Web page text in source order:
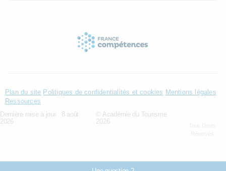
Plan du site Politiques de confidentialités et cookies Mentions légales
Ressources
Dernière mise à jour : 8 août
2026
© Académie du Tourisme
2026